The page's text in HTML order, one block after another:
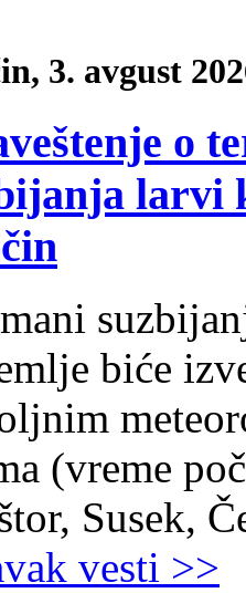
3. avgust
o
larvi
biće
(vreme
Susek,
vesti >>